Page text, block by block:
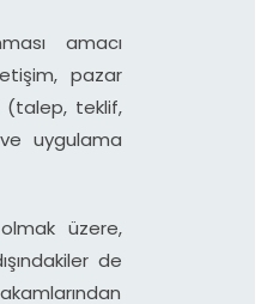
amacı
pazar
(talep, teklif,
uygulama
üzere,
de